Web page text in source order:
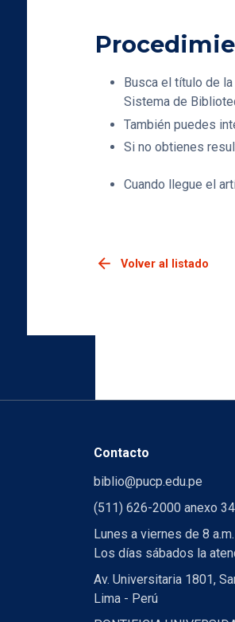
Busca el título de
Sistema de
También puedes
Si no obtienes
Cuando llegue el
arrow_back Volver al listado
Contacto
biblio@pucp.edu.pe
(511) 626-2000 anexo
Lunes a viernes de 8
Los días sábados la
Av. Universitaria 1801,
Lima - Perú